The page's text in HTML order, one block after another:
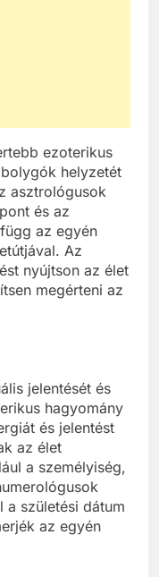
ezoterikus
helyzetét
asztrológusok
és az
az egyén
Az
nyújtson az élet
megérteni az
jelentését és
hagyomány
és jelentést
az élet
a személyiség,
a születési dátum
az egyén